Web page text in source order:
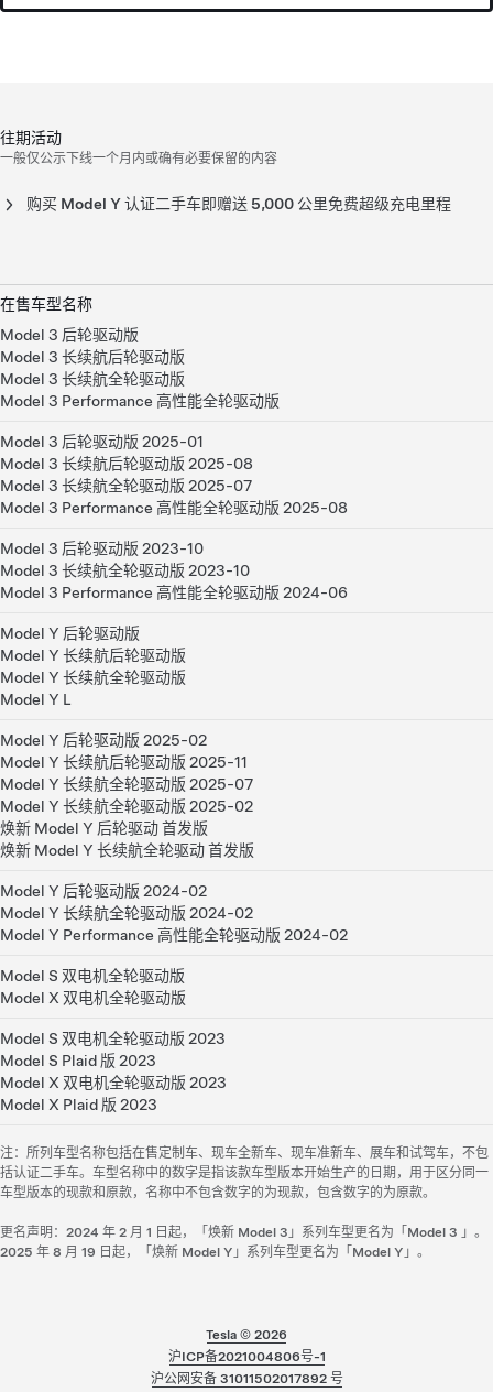
往期活动
一般仅公示下线一个月内或确有必要保留的内容
购买 Model Y 认证二手车即赠送 5,000 公里免费超级充电里程
活动条件：2026 年 6 月 1 日（含）至 2026 年 6 月 30 日（含）
期间下单下方列明的对应版本的 Model Y 认证二手车，并按订单
条款和条件于 2026 年 6 月 30 日（含）前完成交付，即可在车
辆交付后获得 5,000 公里免费超级充电服务权益，权益有效期为
1 年，可通过 Tesla APP 查看。车源以官网公示销售为限，售完
适用车型
焕新 Model Y 后轮驱动 首发版
Model Y 后轮驱动版 2025-02
在售车型名称
Model 3 后轮驱动版
Model 3 长续航后轮驱动版
Model 3 长续航全轮驱动版
Model 3 Performance 高性能全轮驱动版
Model 3 后轮驱动版 2025-01
Model 3 长续航后轮驱动版 2025-08
Model 3 长续航全轮驱动版 2025-07
Model 3 Performance 高性能全轮驱动版 2025-08
Model 3 后轮驱动版 2023-10
Model 3 长续航全轮驱动版 2023-10
Model 3 Performance 高性能全轮驱动版 2024-06
Model Y 后轮驱动版
Model Y 长续航后轮驱动版
Model Y 长续航全轮驱动版
Model Y L
Model Y 后轮驱动版 2025-02
Model Y 长续航后轮驱动版 2025-11
Model Y 长续航全轮驱动版 2025-07
Model Y 长续航全轮驱动版 2025-02
焕新 Model Y 后轮驱动 首发版
焕新 Model Y 长续航全轮驱动 首发版
Model Y 后轮驱动版 2024-02
Model Y 长续航全轮驱动版 2024-02
Model Y Performance 高性能全轮驱动版 2024-02
Model S 双电机全轮驱动版
Model X 双电机全轮驱动版
Model S 双电机全轮驱动版 2023
Model S Plaid 版 2023
Model X 双电机全轮驱动版 2023
Model X Plaid 版 2023
注：所列车型名称包括在售定制车、现车全新车、现车准新车、展车和试驾车，不包
括认证二手车。车型名称中的数字是指该款车型版本开始生产的日期，用于区分同一
车型版本的现款和原款，名称中不包含数字的为现款，包含数字的为原款。
更名声明：2024 年 2 月 1 日起，「焕新 Model 3」系列车型更名为「Model 3 」。
2025 年 8 月 19 日起，「焕新 Model Y」系列车型更名为「Model Y」。
Tesla © 2026
沪ICP备2021004806号-1
沪公网安备 31011502017892 号